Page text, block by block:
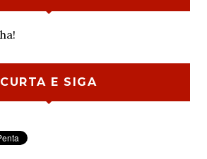
CURTA E SIGA